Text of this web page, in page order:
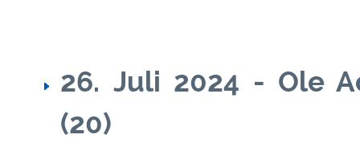
26. Juli 2024 - Ole
(20)